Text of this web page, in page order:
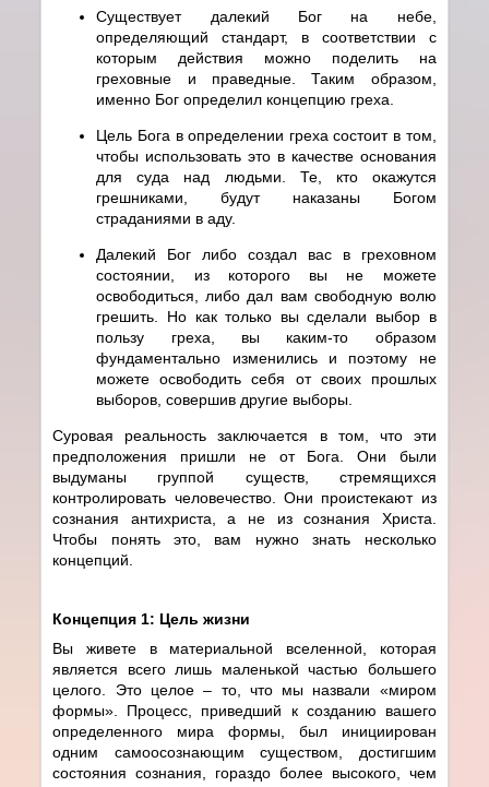
Существует далекий Бог на небе,
определяющий стандарт, в соответствии с
которым действия можно поделить на
греховные и праведные. Таким образом,
именно Бог определил концепцию греха.
Цель Бога в определении греха состоит в том,
чтобы использовать это в качестве основания
для суда над людьми. Те, кто окажутся
грешниками, будут наказаны Богом
страданиями в аду.
Далекий Бог либо создал вас в греховном
состоянии, из которого вы не можете
освободиться, либо дал вам свободную волю
грешить. Но как только вы сделали выбор в
пользу греха, вы каким-то образом
фундаментально изменились и поэтому не
можете освободить себя от своих прошлых
выборов, совершив другие выборы.
Суровая реальность заключается в том, что эти
предположения пришли не от Бога. Они были
выдуманы группой существ, стремящихся
контролировать человечество. Они проистекают из
сознания антихриста, а не из сознания Христа.
Чтобы понять это, вам нужно знать несколько
концепций.
Концепция 1: Цель жизни
Вы живете в материальной вселенной, которая
является всего лишь маленькой частью большего
целого. Это целое – то, что мы назвали «миром
формы». Процесс, приведший к созданию вашего
определенного мира формы, был инициирован
одним самоосознающим существом, достигшим
состояния сознания, гораздо более высокого, чем